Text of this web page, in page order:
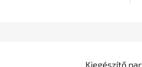
Kiegészítő